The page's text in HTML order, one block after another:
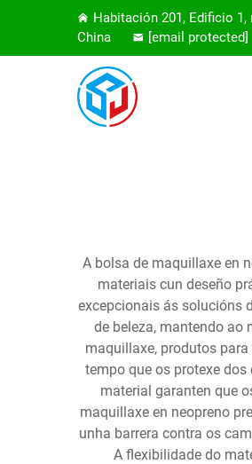
Habitación 201, Edificio 1,
China
[email protected]
A bolsa de maquillaxe en
materiais cun deseño
excepcionais ás solucións
de beleza, mantendo ao
maquillaxe, produtos
tempo que os protexe
material garanten que
maquillaxe en neopreno
unha barrera contra os
A flexibilidade do